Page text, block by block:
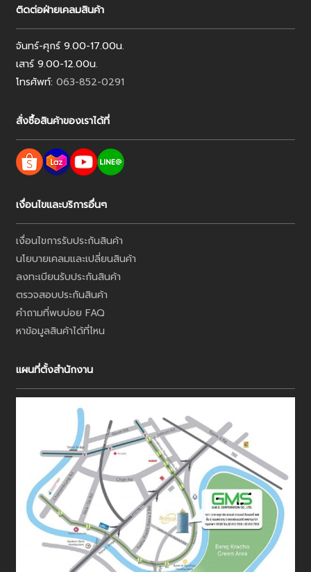
ติดต่อฝ่ายเคลมสินค้า
จันทร์-ศุกร์ 9.00-17.00น.
เสาร์ 9.00-12.00น.
โทรศัพท์: 063-852-0291
สั่งซื้อสินค้าของเราได้ที่
เงื่อนไขและบริการอื่นๆ
เงื่อนไขการรับประกันสินค้า
นโยบายเคลมและเปลี่ยนสินค้า
ลงทะเบียนรับประกันสินค้า
ตรวจสอบประกันสินค้า
คำถามที่พบบ่อย FAQ
หาข้อมูลสินค้าได้ที่ไหน
แผนที่ตั้งสำนักงาน